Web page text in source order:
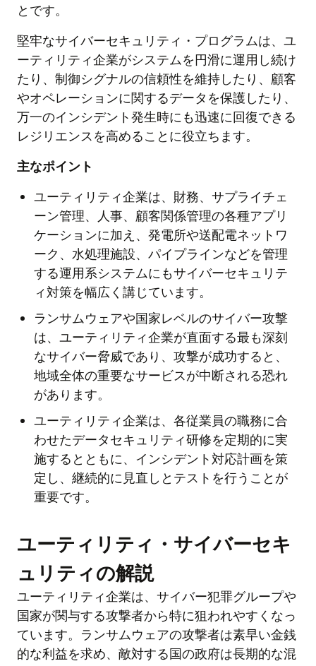
とです。
堅牢なサイバーセキュリティ・プログラムは、ユ
ーティリティ企業がシステムを円滑に運用し続け
たり、制御シグナルの信頼性を維持したり、顧客
やオペレーションに関するデータを保護したり、
万一のインシデント発生時にも迅速に回復できる
レジリエンスを高めることに役立ちます。
主なポイント
ユーティリティ企業は、財務、サプライチェ
ーン管理、人事、顧客関係管理の各種アプリ
ケーションに加え、発電所や送配電ネットワ
ーク、水処理施設、パイプラインなどを管理
する運用系システムにもサイバーセキュリテ
ィ対策を幅広く講じています。
ランサムウェアや国家レベルのサイバー攻撃
は、ユーティリティ企業が直面する最も深刻
なサイバー脅威であり、攻撃が成功すると、
地域全体の重要なサービスが中断される恐れ
があります。
ユーティリティ企業は、各従業員の職務に合
わせたデータセキュリティ研修を定期的に実
施するとともに、インシデント対応計画を策
定し、継続的に見直しとテストを行うことが
重要です。
ユーティリティ・サイバーセキ
ュリティの解説
ユーティリティ企業は、サイバー犯罪グループや
国家が関与する攻撃者から特に狙われやすくなっ
ています。ランサムウェアの攻撃者は素早い金銭
的な利益を求め、敵対する国の政府は長期的な混